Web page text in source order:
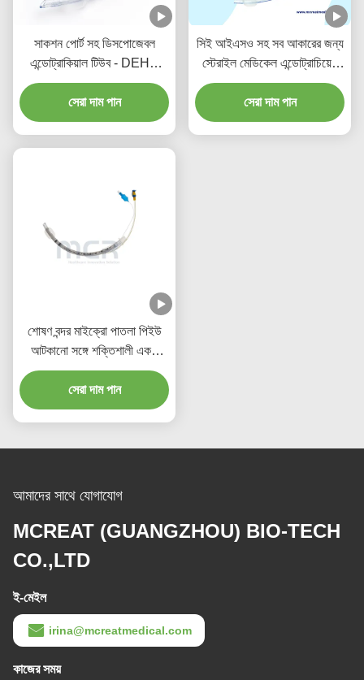
সাকশন পোর্ট সহ ডিসপোজেবল
এন্ডোট্রাকিয়াল টিউব - DEHP
মুক্ত স্বচ্ছ PVC, পাঁচ বছরের
গুণগত মানের নিশ্চয়তা
সেরা দাম পান
সিই আইএসও সহ সব আকারের জন্য
স্টেরাইল মেডিকেল এন্ডোট্রাচিয়েল
টিউব
সেরা দাম পান
শোষণ বন্দর মাইক্রো পাতলা পিইউ
আটকানো সঙ্গে শক্তিশালী একক
ব্যবহারযোগ্য এন্ডোট্রাচিয়েল টিউব
সেরা দাম পান
আমাদের সাথে যোগাযোগ
MCREAT (GUANGZHOU) BIO-TECH
CO.,LTD
ই-মেইল
irina@mcreatmedical.com
কাজের সময়